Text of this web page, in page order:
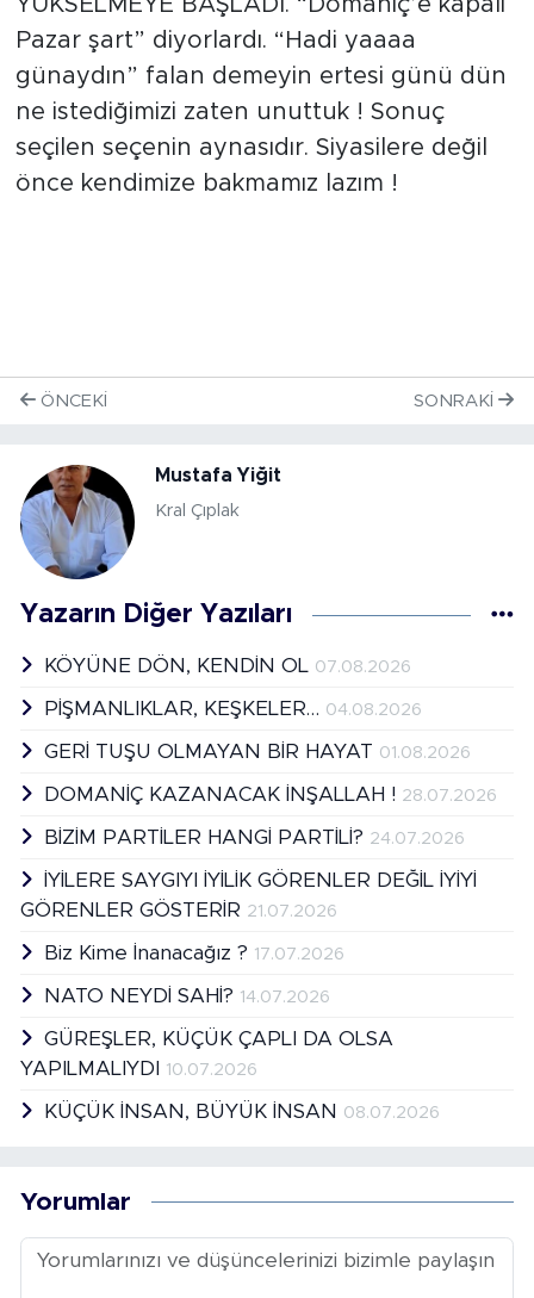
YÜKSELMEYE BAŞLADI. “Domaniç’e kapalı
Pazar şart” diyorlardı. “Hadi yaaaa
günaydın” falan demeyin ertesi günü dün
ne istediğimizi zaten unuttuk ! Sonuç
seçilen seçenin aynasıdır. Siyasilere değil
önce kendimize bakmamız lazım !
ÖNCEKI SONRAKI
Mustafa Yiğit
Kral Çıplak
Yazarın Diğer Yazıları
KÖYÜNE DÖN, KENDİN OL 07.08.2026
PİŞMANLIKLAR, KEŞKELER… 04.08.2026
GERİ TUŞU OLMAYAN BİR HAYAT 01.08.2026
DOMANİÇ KAZANACAK İNŞALLAH ! 28.07.2026
BİZİM PARTİLER HANGİ PARTİLİ? 24.07.2026
İYİLERE SAYGIYI İYİLİK GÖRENLER DEĞİL İYİYİ
GÖRENLER GÖSTERİR 21.07.2026
Biz Kime İnanacağız ? 17.07.2026
NATO NEYDİ SAHİ? 14.07.2026
GÜREŞLER, KÜÇÜK ÇAPLI DA OLSA
YAPILMALIYDI
10.07.2026
KÜÇÜK İNSAN, BÜYÜK İNSAN 08.07.2026
Yorumlar